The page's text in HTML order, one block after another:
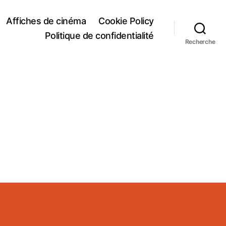
Affiches de cinéma
Cookie Policy
Politique de confidentialité
Recherche